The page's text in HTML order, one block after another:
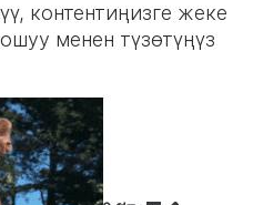
контентиңизге жеке
менен түзөтүңүз